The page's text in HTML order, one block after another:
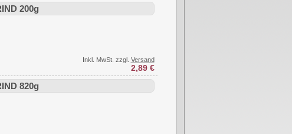
200g
Inkl. MwSt. zzgl. Versand
2,89 €
820g